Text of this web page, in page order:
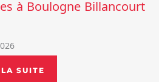
à Boulogne Billancourt
SUITE